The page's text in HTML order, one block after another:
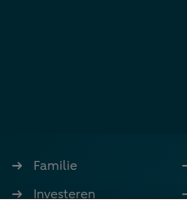
Familie
Investeren